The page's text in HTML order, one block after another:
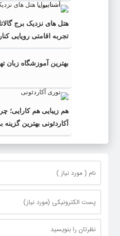
هتل های نزدیک برج
تجربه اقامتی رویایی کنار
بهترین آموزشگاه زبان
هم زیبایی هم کارایی؛
آکاردئونی بهترین
است؟